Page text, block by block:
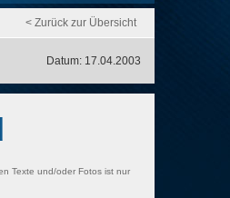
< Zurück zur Übersicht
Datum: 17.04.2003
Texte und/oder Fotos ist nur